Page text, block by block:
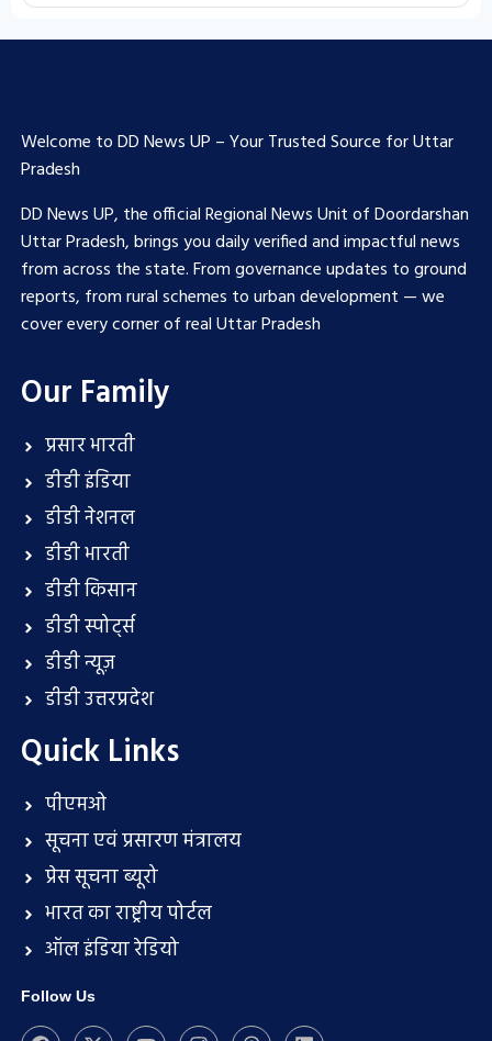
Welcome to DD News UP – Your Trusted Source for Uttar
Pradesh
DD News UP, the official Regional News Unit of Doordarshan
Uttar Pradesh, brings you daily verified and impactful news
from across the state. From governance updates to ground
reports, from rural schemes to urban development — we
cover every corner of real Uttar Pradesh
Our Family
प्रसार भारती
डीडी इंडिया
डीडी नेशनल
डीडी भारती
डीडी किसान
डीडी स्पोर्ट्स
डीडी न्यूज़
डीडी उत्तरप्रदेश
Quick Links
पीएमओ
सूचना एवं प्रसारण मंत्रालय
प्रेस सूचना ब्यूरो
भारत का राष्ट्रीय पोर्टल
ऑल इंडिया रेडियो
Follow Us